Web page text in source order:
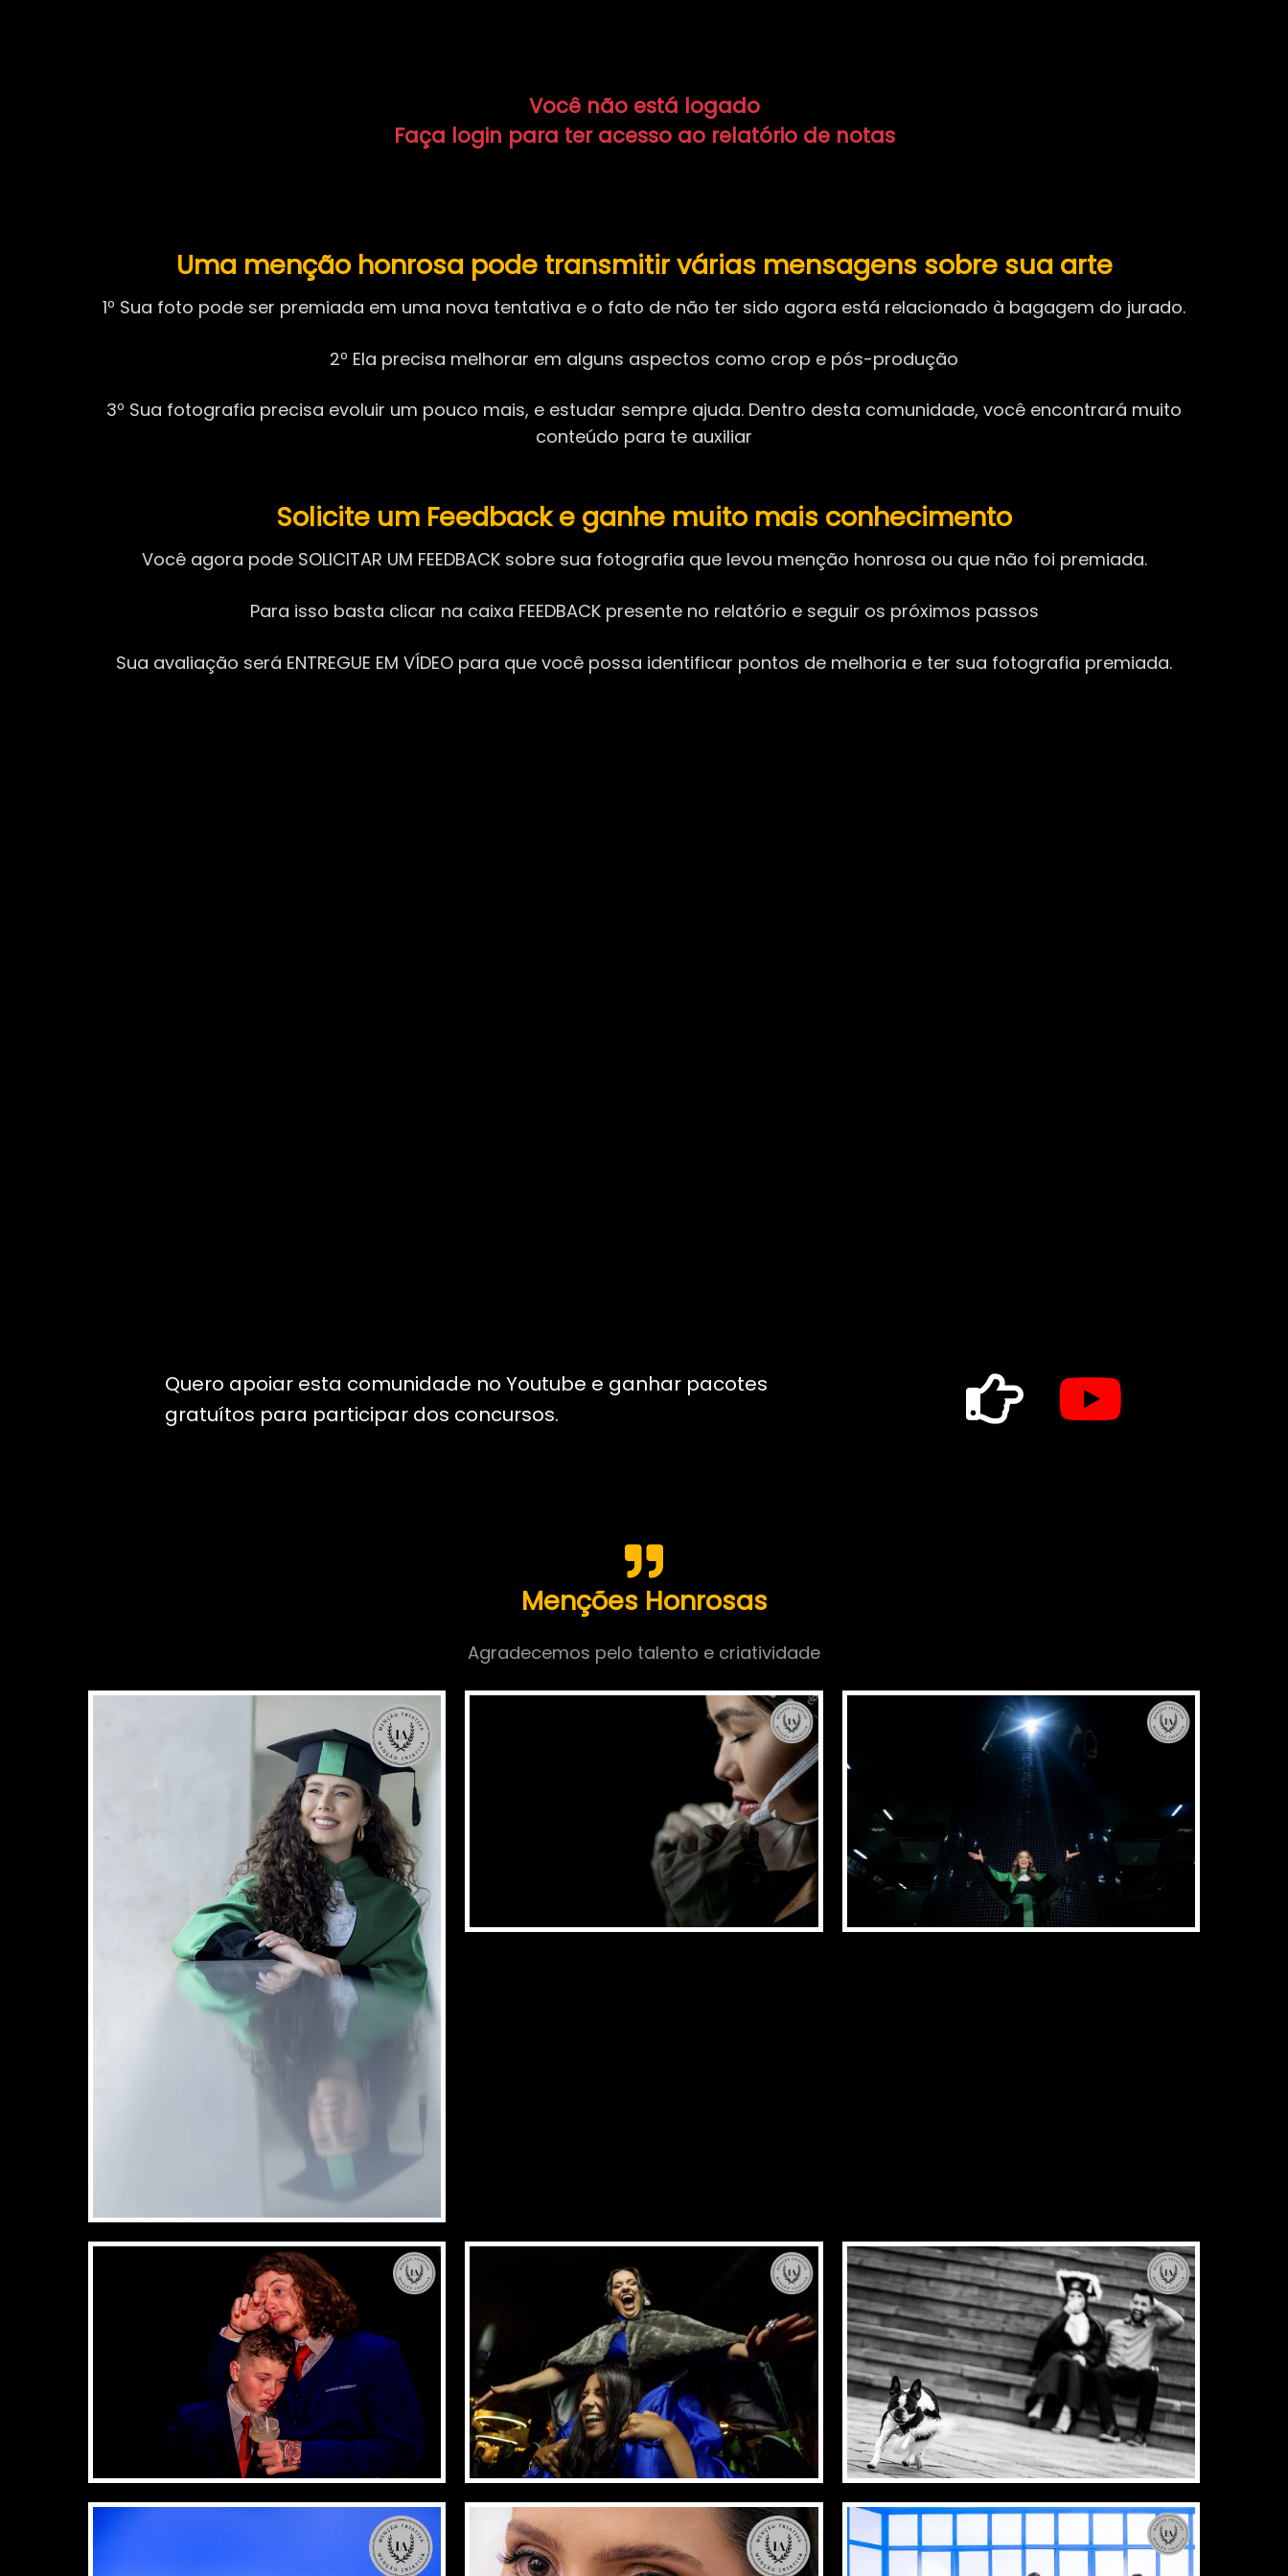
Você não está logado
Faça login para ter acesso ao relatório de notas
Uma menção honrosa pode transmitir várias mensagens sobre sua arte
1º Sua foto pode ser premiada em uma nova tentativa e o fato de não ter sido agora está relacionado à bagagem do jurado.
2º Ela precisa melhorar em alguns aspectos como crop e pós-produção
3º Sua fotografia precisa evoluir um pouco mais, e estudar sempre ajuda. Dentro desta comunidade, você encontrará muito
conteúdo para te auxiliar
Solicite um Feedback e ganhe muito mais conhecimento
Você agora pode SOLICITAR UM FEEDBACK sobre sua fotografia que levou menção honrosa ou que não foi premiada.
Para isso basta clicar na caixa FEEDBACK presente no relatório e seguir os próximos passos
Sua avaliação será ENTREGUE EM VÍDEO para que você possa identificar pontos de melhoria e ter sua fotografia premiada.
Quero apoiar esta comunidade no Youtube e ganhar pacotes
gratuítos para participar dos concursos.
Menções Honrosas
Agradecemos pelo talento e criatividade